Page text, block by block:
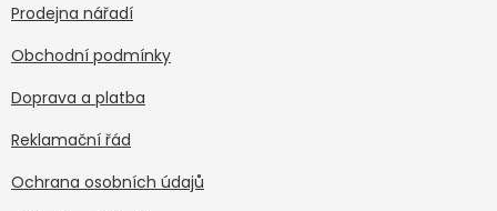
Prodejna nářadí
Obchodní podmínky
Doprava a platba
Reklamační řád
Ochrana osobních údajů